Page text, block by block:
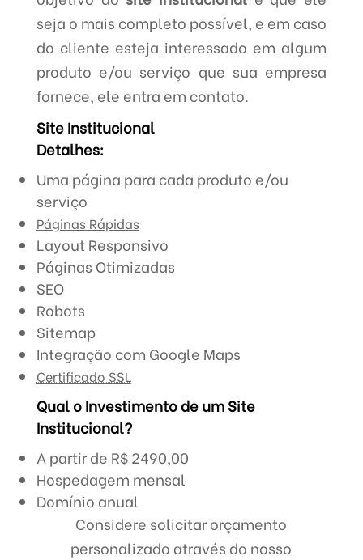
seja o mais completo possível, e em caso
do cliente esteja interessado em algum
produto e/ou serviço que sua empresa
fornece, ele entra em contato.
Site Institucional
Detalhes:
Uma página para cada produto e/ou
serviço
Páginas Rápidas
Layout Responsivo
Páginas Otimizadas
SEO
Robots
Sitemap
Integração com Google Maps
Certificado SSL
Qual o Investimento de um Site
Institucional?
A partir de R$ 2490,00
Hospedagem mensal
Domínio anual
Considere solicitar orçamento
personalizado através do nosso